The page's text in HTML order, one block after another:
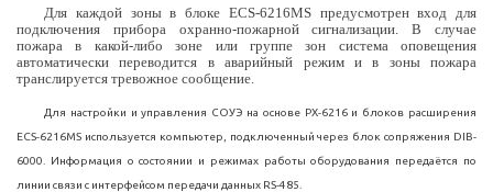
Для каждой зоны в блоке ECS-6216MS предусмотрен вход для
подключения прибора охранно-пожарной сигнализации. В случае
пожара в какой-либо зоне или группе зон система оповещения
автоматически переводится в аварийный режим и в зоны пожара
транслируется тревожное сообщение.
Для настройки и управления СОУЭ на основе PX-6216 и блоков расширения
ECS-6216MS используется компьютер, подключенный через блок сопряжения DIB-
6000. Информация о состоянии и режимах работы оборудования передаётся по
линии связи с интерфейсом передачи данных RS-485.